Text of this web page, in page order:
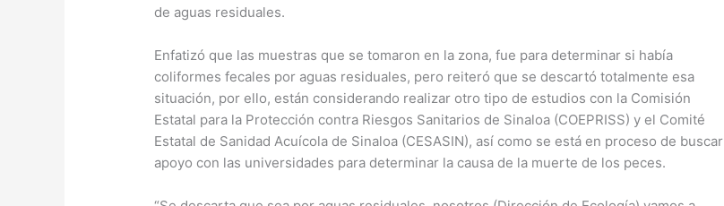
de aguas residuales.
Enfatizó que las muestras que se tomaron en la zona, fue para determinar si había
coliformes fecales por aguas residuales, pero reiteró que se descartó totalmente esa
situación, por ello, están considerando realizar otro tipo de estudios con la Comisión
Estatal para la Protección contra Riesgos Sanitarios de Sinaloa (COEPRISS) y el Comité
Estatal de Sanidad Acuícola de Sinaloa (CESASIN), así como se está en proceso de buscar
apoyo con las universidades para determinar la causa de la muerte de los peces.